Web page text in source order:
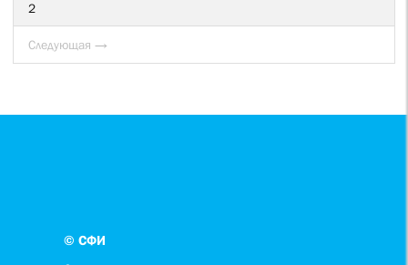
2
Следующая →
© СФИ